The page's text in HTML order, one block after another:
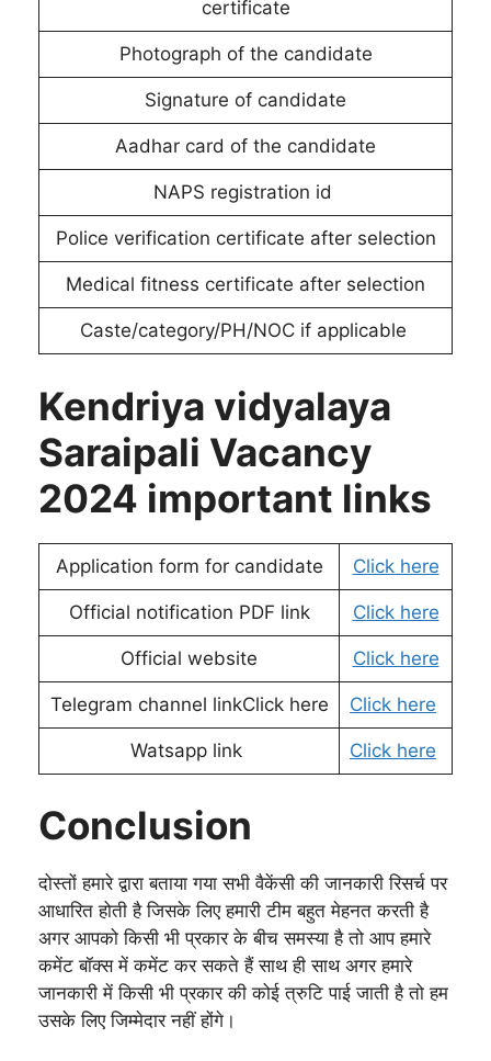
certificate
Photograph of the candidate
Signature of candidate
Aadhar card of the candidate
NAPS registration id
Police verification certificate after selection
Medical fitness certificate after selection
Caste/category/PH/NOC if applicable
Kendriya vidyalaya
Saraipali Vacancy
2024 important links
Application form for candidate Click here
Official notification PDF link Click here
Official website Click here
Telegram channel linkClick here Click here
Watsapp link Click here
Conclusion
दोस्तों हमारे द्वारा बताया गया सभी वैकेंसी की जानकारी रिसर्च पर
आधारित होती है जिसके लिए हमारी टीम बहुत मेहनत करती है
अगर आपको किसी भी प्रकार के बीच समस्या है तो आप हमारे
कमेंट बॉक्स में कमेंट कर सकते हैं साथ ही साथ अगर हमारे
जानकारी में किसी भी प्रकार की कोई त्रुटि पाई जाती है तो हम
उसके लिए जिम्मेदार नहीं होंगे।